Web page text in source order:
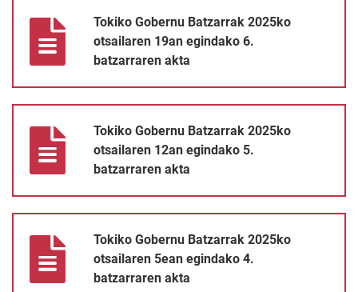
Tokiko Gobernu Batzarrak 2025ko
otsailaren 19an egindako 6.
batzarraren akta
Tokiko Gobernu Batzarrak 2025ko
otsailaren 12an egindako 5.
batzarraren akta
Tokiko Gobernu Batzarrak 2025ko
otsailaren 5ean egindako 4.
batzarraren akta